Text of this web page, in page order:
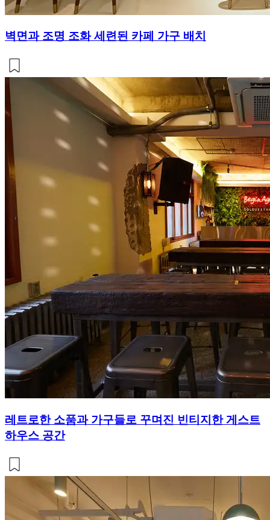
벽면과 조명 조화 세련된 카페 가구 배치
레트로한 소품과 가구들로 꾸며진 빈티지한 게스트
하우스 공간